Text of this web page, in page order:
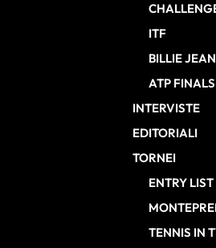
ITF
BILLIE
ATP FINALS
INTERVISTE
EDITORIALI
TORNEI
ENTRY LIST
TENNIS IN